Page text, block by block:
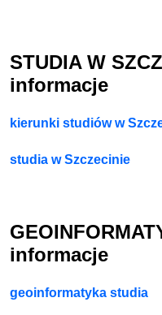
STUDIA W
informacje
kierunki studiów w
studia w Szczecinie
informacje
geoinformatyka studia